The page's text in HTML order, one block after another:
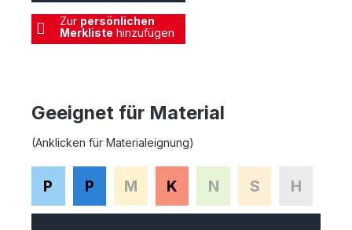
Zur persönlichen
Merkliste hinzufügen
Geeignet für Material
(Anklicken für Materialeignung)
P P M K N S H